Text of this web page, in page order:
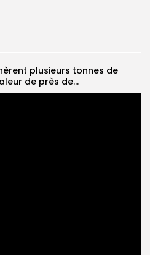
plusieurs tonnes de
de près de...